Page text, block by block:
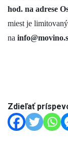
hod. na adrese
miest je
na
Zdieľať